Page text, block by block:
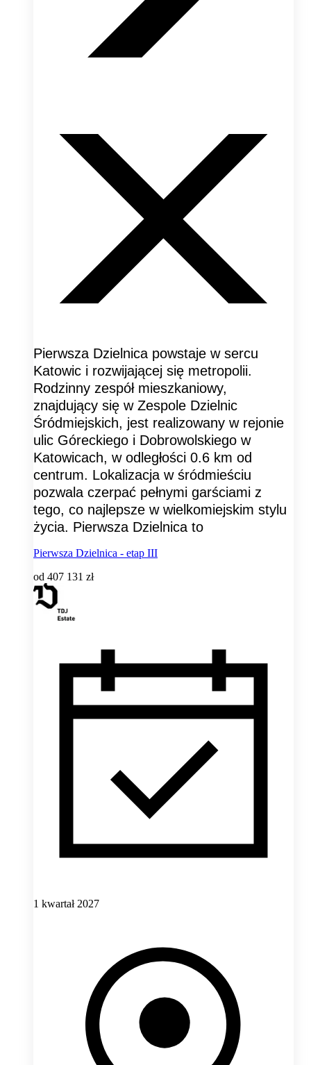
Pierwsza Dzielnica powstaje w sercu
Katowic i rozwijającej się metropolii.
Rodzinny zespół mieszkaniowy,
znajdujący się w Zespole Dzielnic
Śródmiejskich, jest realizowany w rejonie
ulic Góreckiego i Dobrowolskiego w
Katowicach, w odległości 0.6 km od
centrum. Lokalizacja w śródmieściu
pozwala czerpać pełnymi garściami z
tego, co najlepsze w wielkomiejskim stylu
życia. Pierwsza Dzielnica to
Pierwsza Dzielnica - etap III
od 407 131 zł
1 kwartał 2027